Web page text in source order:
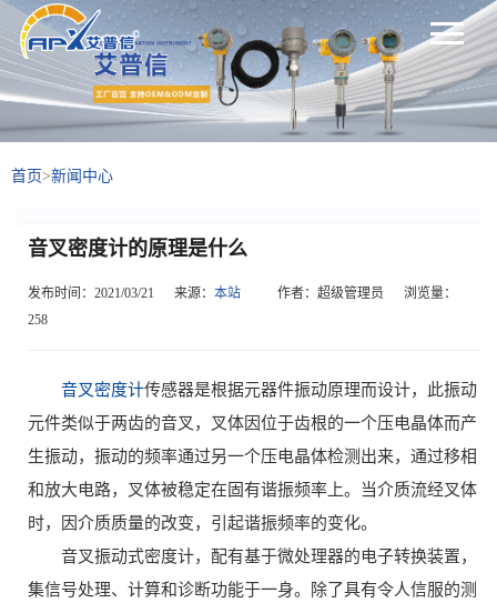
首页>新闻中心
音叉密度计的原理是什么
发布时间：2021/03/21 来源： 本站 作者：超级管理员
浏览量：
258
音叉密度计传感器是根据元器件振动原理而设计，此振动
元件类似于两齿的音叉，叉体因位于齿根的一个压电晶体而产
生振动，振动的频率通过另一个压电晶体检测出来，通过移相
和放大电路，叉体被稳定在固有谐振频率上。当介质流经叉体
时，因介质质量的改变，引起谐振频率的变化。
音叉振动式密度计，配有基于微处理器的电子转换装置，
集信号处理、计算和诊断功能于一身。除了具有令人信服的测